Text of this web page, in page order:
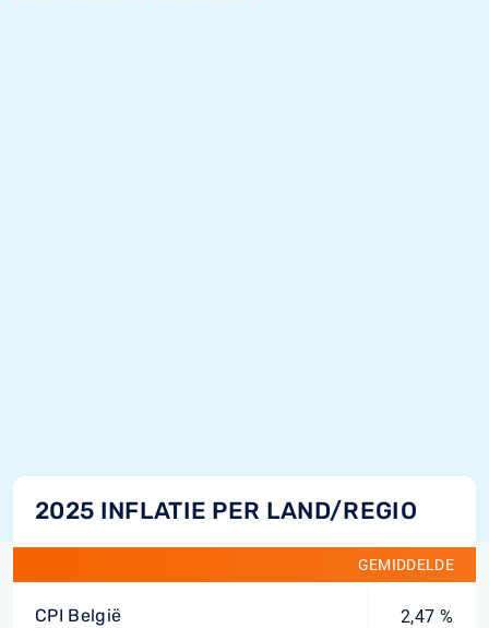
2025 INFLATIE PER LAND/REGIO
GEMIDDELDE
CPI België 2,47 %